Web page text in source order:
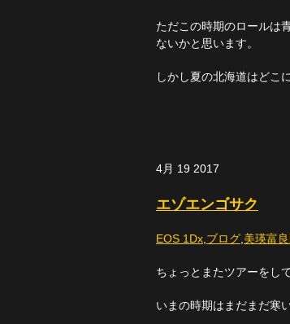
ただこの時期のロールは
ないかと思います。
しかし夏の北海道はどこ
4月 19 2017
エゾエンゴサク
EOS 1Dx ブログ 美瑛富
ちょっとまたツアーをし
いまの時期はまだまだ寒